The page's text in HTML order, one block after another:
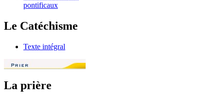
pontificaux
Le Catéchisme
Texte intégral
La prière